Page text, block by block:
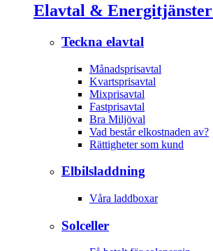
Elavtal & Energitjänster
Teckna elavtal
Månadsprisavtal
Kvartsprisavtal
Mixprisavtal
Fastprisavtal
Bra Miljöval
Vad består elkostnaden av?
Rättigheter som kund
Elbilsladdning
Våra laddboxar
Solceller